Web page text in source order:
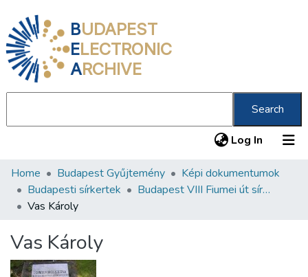
BUDAPEST
ELECTRONIC
ARCHIVE
Search
Log In (current)
Communities & Collections
All of DSpace
About us
Home Budapest Gyűjtemény
Képi dokumentumok
Budapesti sírkertek
Budapest VIII Fiumei út sírkert 1. rész
Vas Károly
Vas Károly